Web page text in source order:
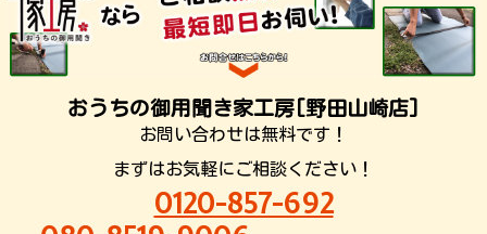
おうちの御用聞き家工房[野田山崎店]
お問い合わせは無料です！
まずはお気軽にご相談ください！
0120-857-692